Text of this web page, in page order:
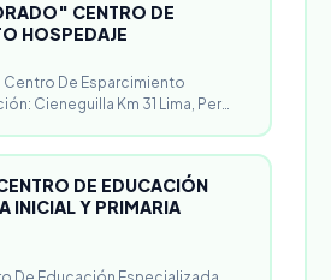
CENTRO DE
HOSPEDAJE
De Esparcimiento
Cieneguilla Km 31 Lima, Per…
DE EDUCACIÓN
INICIAL Y PRIMARIA